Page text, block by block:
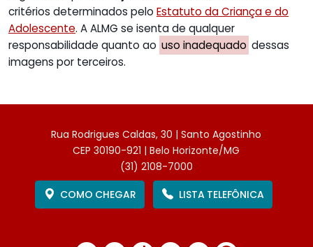
critérios determinados pelo Estatuto da Criança e do
Adolescente. A ALMG se isenta de qualquer
responsabilidade quanto ao uso inadequado dessas
imagens por terceiros.
Rua Rodrigues Caldas, 30 | Santo Agostinho
CEP 30190-921 | Belo Horizonte/MG
(31) 2108-7000
COMO CHEGAR
LISTA TELEFÔNICA